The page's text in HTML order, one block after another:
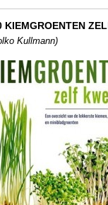
KIEMGROENTEN
Kullmann)